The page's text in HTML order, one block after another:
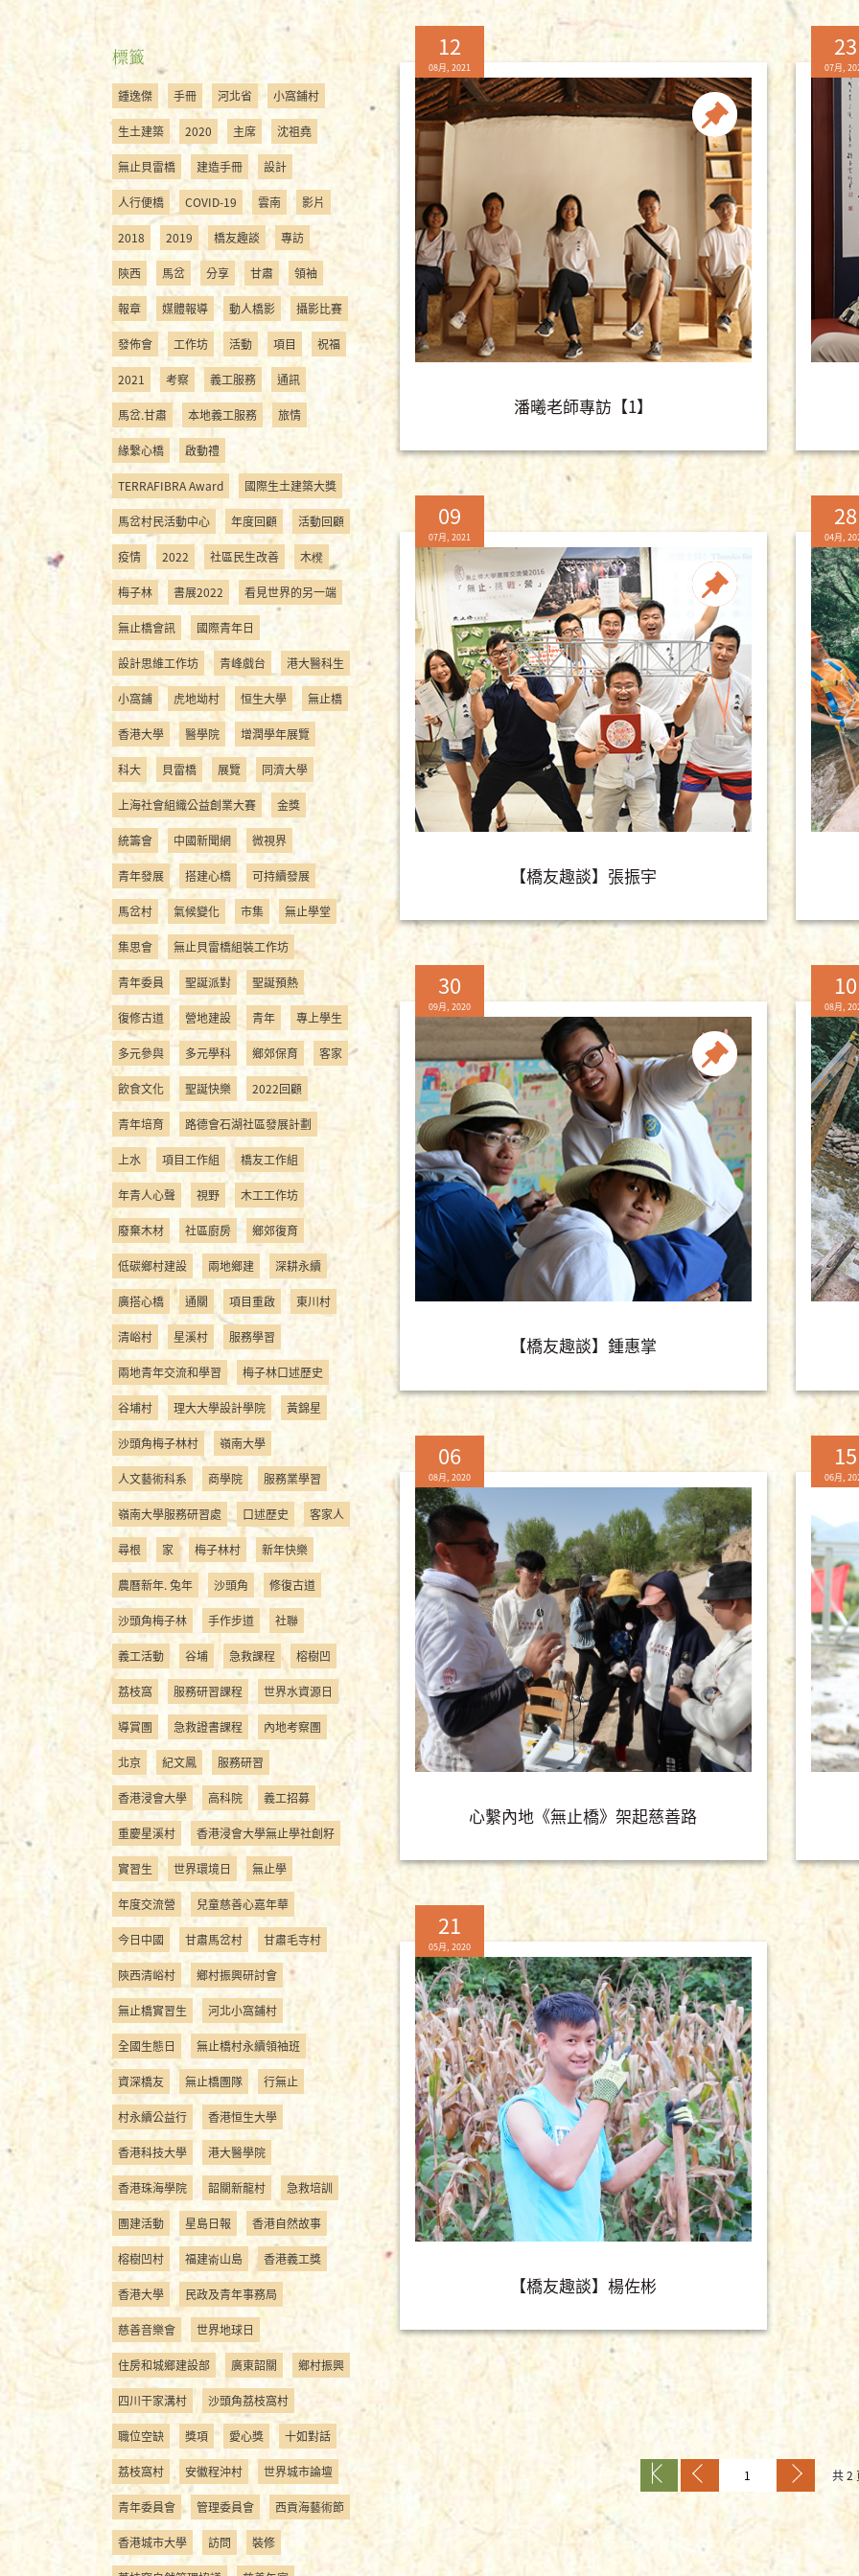
標籤
鍾逸傑 手冊 河北省 小窩鋪村
生土建築 2020 主席 沈祖堯
無止貝雷橋 建造手冊 設計
人行便橋 COVID-19 雲南 影片
2018 2019 橋友趣談 專訪
陝西 馬岔 分享 甘肅 領袖
報章 媒體報導 動人橋影 攝影比賽
發佈會 工作坊 活動 項目 祝福
2021 考察 義工服務 通訊
馬岔.甘肅 本地義工服務 旅情
緣繫心橋 啟動禮
TERRAFIBRA Award 國際生土建築大獎
馬岔村民活動中心 年度回顧 活動回顧
疫情 2022 社區民生改善 木櫈
梅子林 書展2022 看見世界的另一端
無止橋會訊 國際青年日
設計思維工作坊 青峰戲台 港大醫科生
小窩鋪 虎地坳村 恒生大學 無止橋
香港大學 醫學院 增潤學年展覽
科大 貝雷橋 展覽 同濟大學
上海社會組織公益創業大賽 金獎
統籌會 中國新聞網 微視界
青年發展 搭建心橋 可持續發展
馬岔村 氣候變化 市集 無止學堂
集思會 無止貝雷橋組裝工作坊
青年委員 聖誕派對 聖誕預熱
復修古道 營地建設 青年 專上學生
多元參與 多元學科 鄉郊保育 客家
飲食文化 聖誕快樂 2022回顧
青年培育 路德會石湖社區發展計劃
上水 項目工作組 橋友工作組
年青人心聲 視野 木工工作坊
廢棄木材 社區廚房 鄉郊復育
低碳鄉村建設 兩地鄉建 深耕永續
廣搭心橋 通關 項目重啟 東川村
清峪村 星溪村 服務學習
兩地青年交流和學習 梅子林口述歷史
谷埔村 理大大學設計學院 黃錦星
沙頭角梅子林村 嶺南大學
人文藝術科系 商學院 服務業學習
嶺南大學服務研習處 口述歷史 客家人
尋根 家 梅子林村 新年快樂
農曆新年. 兔年 沙頭角 修復古道
沙頭角梅子林 手作步道 社聯
義工活動 谷埔 急救課程 榕樹凹
荔枝窩 服務研習課程 世界水資源日
導賞團 急救證書課程 內地考察團
北京 紀文鳳 服務研習
香港浸會大學 高科院 義工招募
重慶星溪村 香港浸會大學無止學社創籽
實習生 世界環境日 無止學
年度交流營 兒童慈善心嘉年華
今日中國 甘肅馬岔村 甘肅毛寺村
陝西清峪村 鄉村振興研討會
無止橋實習生 河北小窩鋪村
全國生態日 無止橋村永續領袖班
資深橋友 無止橋團隊 行無止
村永續公益行 香港恒生大學
香港科技大學 港大醫學院
香港珠海學院 韶關新龍村 急救培訓
團建活動 星島日報 香港自然故事
榕樹凹村 福建嵛山島 香港義工獎
香港大學 民政及青年事務局
慈善音樂會 世界地球日
住房和城鄉建設部 廣東韶關 鄉村振興
四川干家溝村 沙頭角荔枝窩村
職位空缺 獎項 愛心獎 十如對話
荔枝窩村 安徽程沖村 世界城市論壇
青年委員會 管理委員會 西貢海藝術節
香港城市大學 訪問 裝修
12
08月, 2021
潘曦老師專訪【1】
23
07月,
09
07月, 2021
【橋友趣談】張振宇
28
04月,
30
09月, 2020
【橋友趣談】鍾惠掌
10
08月,
06
08月, 2020
心繫內地《無止橋》架起慈善路
15
06月,
21
05月, 2020
【橋友趣談】楊佐彬
共 2